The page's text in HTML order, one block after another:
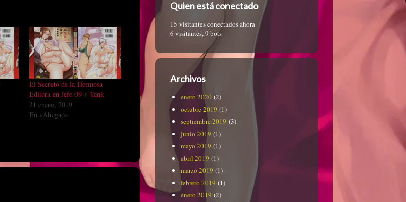
El Secreto de la Hermosa
Editora en Jefe 09 + Tank
21 enero, 2019
En «Ahegao»
Quien está conectado
15 visitantes conectados ahora
6 visitantes,9 bots
Archivos
enero 2020 (2)
octubre 2019 (1)
septiembre 2019 (3)
junio 2019 (1)
mayo 2019 (1)
abril 2019 (1)
marzo 2019 (1)
febrero 2019 (1)
enero 2019 (2)